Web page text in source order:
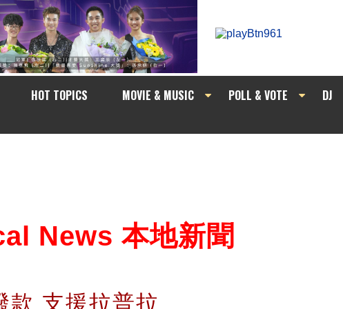
HOT TOPICS MOVIE & MUSIC POLL & VOTE DJ
News 本地新聞
支援拉普拉